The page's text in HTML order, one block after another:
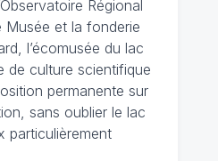
Régional
Musée et la fonderie
l’écomusée du lac
de culture scientifique
permanente sur
sans oublier le lac
particulièrement